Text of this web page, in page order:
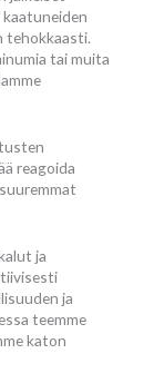
tehokkaasti.
tai muita
reagoida
ja
ja
teemme
katon